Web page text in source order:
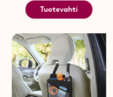
Tuotevahti